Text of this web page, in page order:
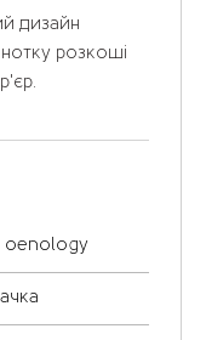
дизайн
розкоші
oenology